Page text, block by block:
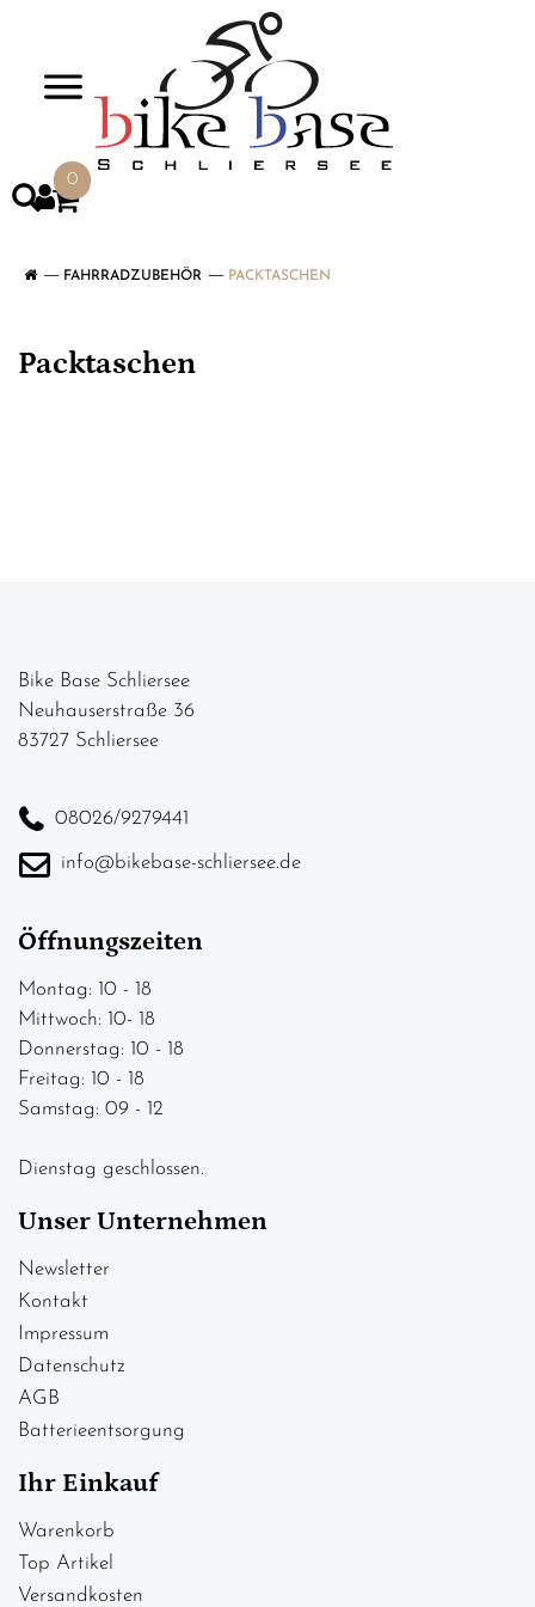
0
FAHRRADZUBEHÖR PACKTASCHEN
Packtaschen
Bike Base Schliersee
Neuhauserstraße 36
83727 Schliersee
08026/9279441
info@bikebase-schliersee.de
Öffnungszeiten
Montag: 10 - 18
Mittwoch: 10- 18
Donnerstag: 10 - 18
Freitag: 10 - 18
Samstag: 09 - 12
Dienstag geschlossen.
Unser Unternehmen
Newsletter
Kontakt
Impressum
Datenschutz
AGB
Batterieentsorgung
Ihr Einkauf
Warenkorb
Top Artikel
Versandkosten